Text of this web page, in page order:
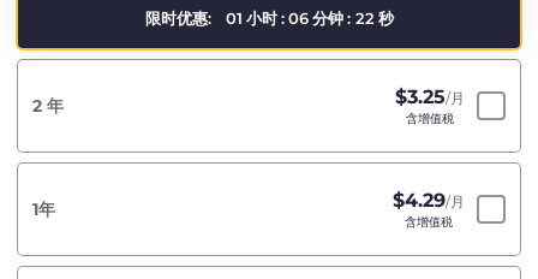
限时优惠: 01 小时 : 06 分钟 : 22 秒
2 年 $3.25/月
含增值税
1年 $4.29/月
含增值税